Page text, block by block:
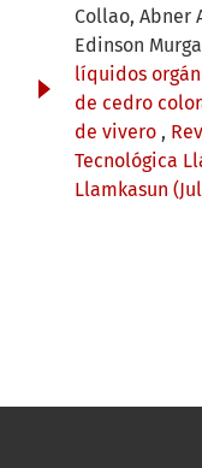
Collao, Abner
Edinson
líquidos
de cedro
de vivero ,
Tecnológica
Llamkasun